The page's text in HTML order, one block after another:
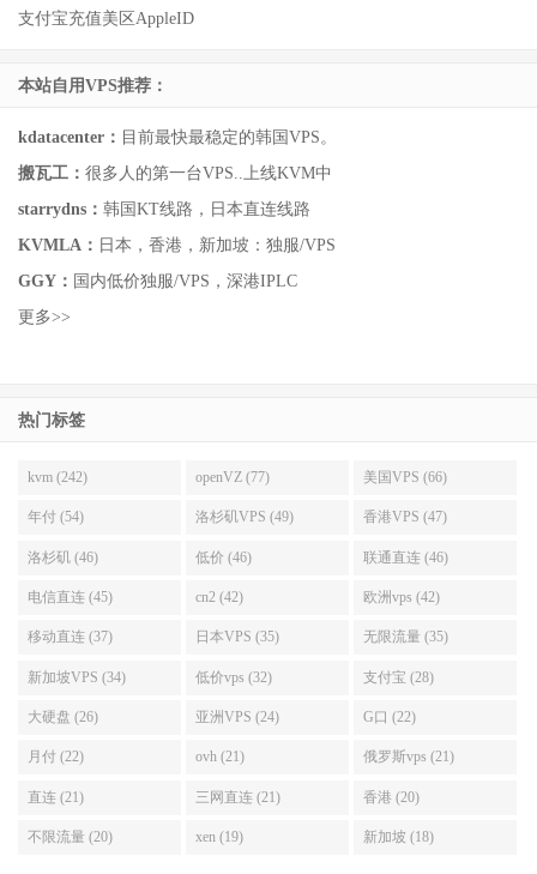
支付宝充值美区AppleID
本站自用VPS推荐：
kdatacenter： 目前最快最稳定的韩国VPS。
搬瓦工： 很多人的第一台VPS..上线KVM中
starrydns： 韩国KT线路，日本直连线路
KVMLA： 日本，香港，新加坡：独服/VPS
GGY： 国内低价独服/VPS，深港IPLC
更多>>
热门标签
kvm (242) openVZ (77) 美国VPS (66)
年付 (54) 洛杉矶VPS (49) 香港VPS (47)
洛杉矶 (46) 低价 (46) 联通直连 (46)
电信直连 (45) cn2 (42) 欧洲vps (42)
移动直连 (37) 日本VPS (35) 无限流量 (35)
新加坡VPS (34) 低价vps (32) 支付宝 (28)
大硬盘 (26) 亚洲VPS (24) G口 (22)
月付 (22) ovh (21) 俄罗斯vps (21)
直连 (21) 三网直连 (21) 香港 (20)
不限流量 (20) xen (19) 新加坡 (18)